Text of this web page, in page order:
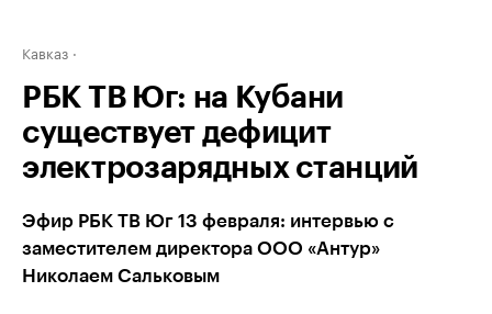
Кавказ
РБК ТВ Юг: на Кубани
существует дефицит
электрозарядных станций
Эфир РБК ТВ Юг 13 февраля: интервью с
заместителем директора ООО «Антур»
Николаем Сальковым